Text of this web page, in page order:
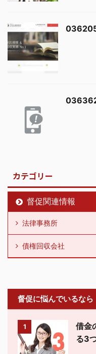
カテゴリー
督促関連情報
法律事務所
債権回収会社
督促に悩んでいるなら
1
借金
る3